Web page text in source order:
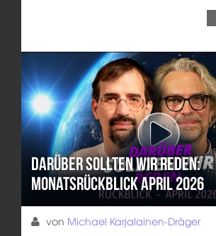
Darüber sollten wir reden:
Monatsrückblick April 2026
von Michael Karjalainen-Dräger